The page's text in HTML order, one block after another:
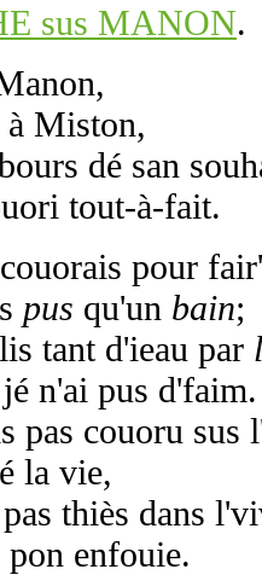
sus MANON.
Miston,
dé san
tout-à-fait.
pour
pus qu'un bain;
tant d'ieau par
n'ai pus d'faim.
pas couoru sus
la vie,
thiès dans
enfouie.